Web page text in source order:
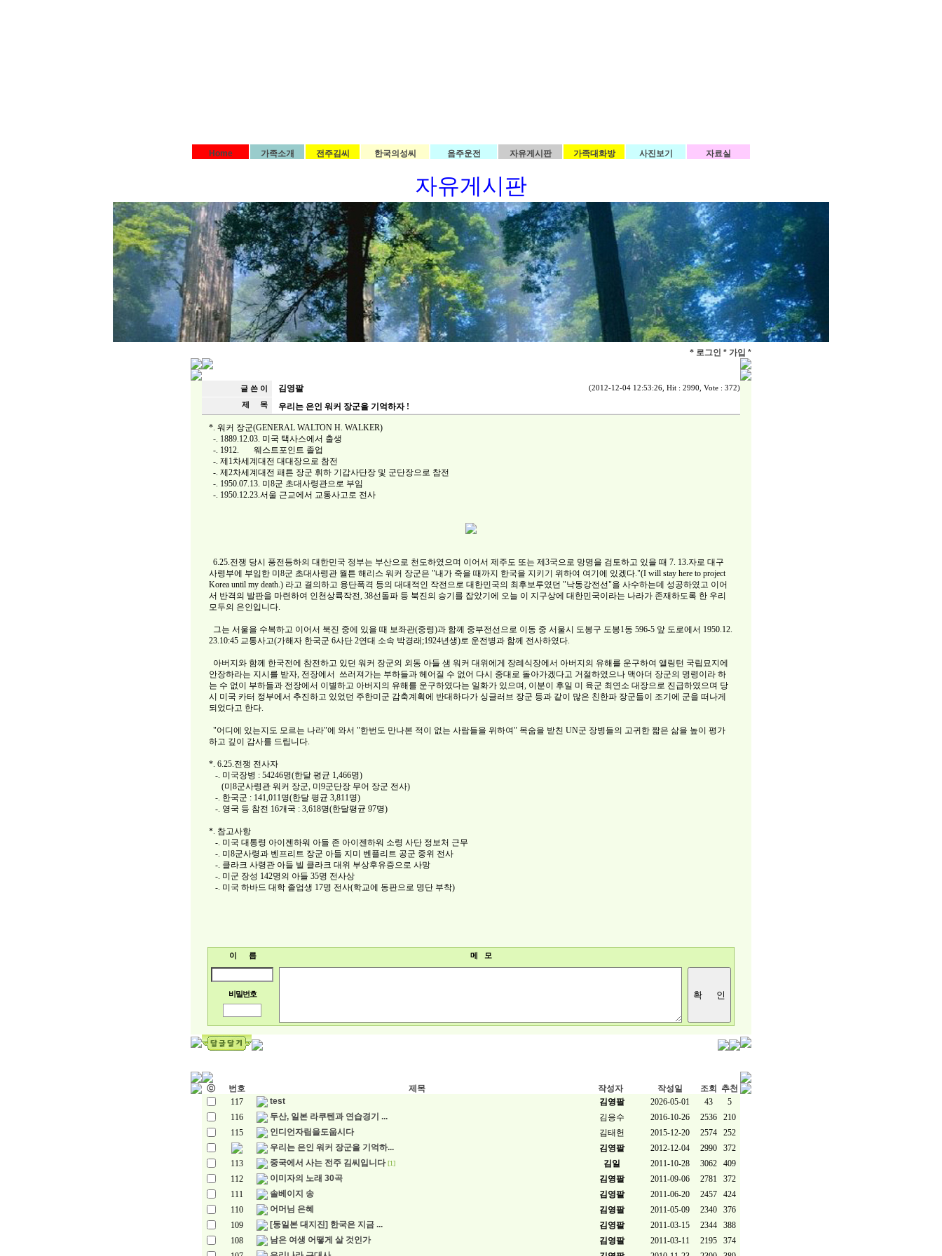
Home 가족소개 전주김씨 한국의성씨 음주운전 자유게시판 가족대화방 사진보기 자료실
자유게시판
* 로그인 * 가입 *
글 쓴 이 김영팔 (2012-12-04 12:53:26, Hit : 2990, Vote : 372)
제 목 우리는 은인 워커 장군을 기억하자 !
*. 워커 장군(GENERAL WALTON H. WALKER)
-. 1889.12.03. 미국 택사스에서 출생
-. 1912. 웨스트포인트 졸업
-. 제1차세계대전 대대장으로 참전
-. 제2차세계대전 패튼 장군 휘하 기갑사단장 및 군단장으로 참전
-. 1950.07.13. 미8군 초대사령관으로 부임
-. 1950.12.23.서울 근교에서 교통사고로 전사
6.25.전쟁 당시 풍전등하의 대한민국 정부는 부산으로 천도하였으며 이어서 제주도 또는 제3국으로 망명을 검토하고 있을 때 7. 13.자로 대구
사령부에 부임한 미8군 초대사령관 월튼 해리스 워커 장군은 "내가 죽을 때까지 한국을 지키기 위하여 여기에 있겠다."(I will stay here to project
Korea until my death.) 라고 결의하고 융단폭격 등의 대대적인 작전으로 대한민국의 최후보루였던 "낙동강전선"을 사수하는데 성공하였고 이어
서 반격의 발판을 마련하여 인천상륙작전, 38선돌파 등 북진의 승기를 잡았기에 오늘 이 지구상에 대한민국이라는 나라가 존재하도록 한 우리
모두의 은인입니다.
그는 서울을 수복하고 이어서 북진 중에 있을 때 보좌관(중령)과 함께 중부전선으로 이동 중 서울시 도봉구 도봉1동 596-5 앞 도로에서 1950.12.
23.10:45 교통사고(가해자 한국군 6사단 2연대 소속 박경래;1924년생)로 운전병과 함께 전사하였다.
아버지와 함께 한국전에 참전하고 있던 워커 장군의 외동 아들 샘 워커 대위에게 장례식장에서 아버지의 유해를 운구하여 앨링턴 국립묘지에
안장하라는 지시를 받자, 전장에서 쓰러져가는 부하들과 헤어질 수 없어 다시 중대로 돌아가겠다고 거절하였으나 맥아더 장군의 명령이라 하
는 수 없이 부하들과 전장에서 이별하고 아버지의 유해를 운구하였다는 일화가 있으며, 이분이 후일 미 육군 최연소 대장으로 진급하였으며 당
시 미국 카터 정부에서 추진하고 있었던 주한미군 감축계획에 반대하다가 싱글러브 장군 등과 같이 많은 친한파 장군들이 조기에 군을 떠나게
되었다고 한다.
"어디에 있는지도 모르는 나라"에 와서 "한번도 만나본 적이 없는 사람들을 위하여" 목숨을 받친 UN군 장병들의 고귀한 짧은 삶을 높이 평가
하고 깊이 감사를 드립니다.
*. 6.25.전쟁 전사자
-. 미국장병 : 54246명(한달 평균 1,466명)
(미8군사령관 워커 장군, 미9군단장 무어 장군 전사)
-. 한국군 : 141,011명(한달 평균 3,811명)
-. 영국 등 참전 16개국 : 3,618명(한달평균 97명)
*. 참고사항
-. 미국 대통령 아이젠하워 아들 존 아이젠하워 소령 사단 정보처 근무
-. 미8군사령과 벤프리트 장군 아들 지미 벤플리트 공군 중위 전사
-. 클라크 사령관 아들 빌 클라크 대위 부상후유증으로 사망
-. 미군 장성 142명의 아들 35명 전사상
-. 미국 하바드 대학 졸업생 17명 전사(학교에 동판으로 명단 부착)
이 름 메 모
비밀번호
ⓒ 번호 제목 작성자 작성일 조회
추천
117
test 김영팔 2026-05-01 43
5
116
두산, 일본 라쿠텐과 연습경기 ... 김응수 2016-10-26 2536
210
115
인디언자립을도웁시다 김태헌 2015-12-20 2574
252
우리는 은인 워커 장군을 기억하...
김영팔 2012-12-04 2990
372
113
중국에서 사는 전주 김씨입니다 [1] 김일 2011-10-28 3062
409
112
이미자의 노래 30곡 김영팔 2011-09-06 2781
372
111
솔베이지 송 김영팔 2011-06-20 2457
424
110
어머님 은혜 김영팔 2011-05-09 2340
376
109
[동일본 대지진] 한국은 지금 ... 김영팔 2011-03-15 2344
388
108
남은 여생 어떻게 살 것인가 김영팔 2011-03-11 2195
374